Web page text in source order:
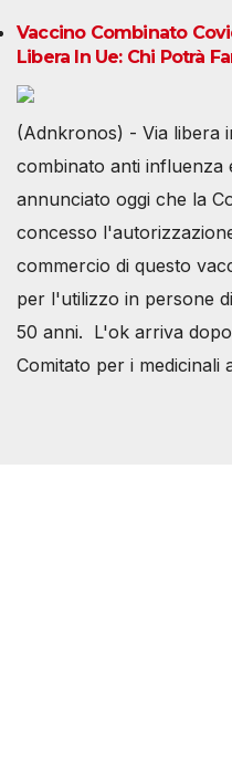
Vaccino Combinato
Libera In Ue: Chi Potrà
(Adnkronos) - Via libera
combinato anti influenza
annunciato oggi che la
concesso
commercio di questo
per l'utilizzo in persone
50 anni. L'ok arriva
Comitato per i medicinali